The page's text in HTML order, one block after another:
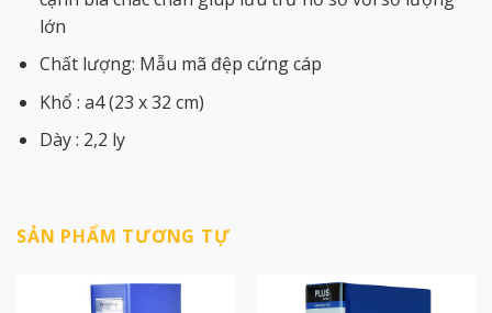
lớn
Chất lượng: Mẫu mã đệp cứng cáp
Khổ : a4 (23 x 32 cm)
Dày : 2,2 ly
SẢN PHẨM TƯƠNG TỰ